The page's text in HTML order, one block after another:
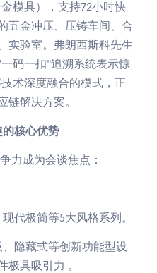
模具），支持72小时快
五金冲压、压铸车间、合
实验室。弗朗西斯科先生
一码一扣"追溯系统表示惊
术深度融合的模式，正
链解决方案。
的核心优势
力成为会谈焦点：
代极简等5大风格系列 。
隐藏式等创新功能型设
极具吸引力 。